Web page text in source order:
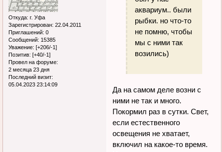
Откуда: г. Уфа
Зарегистрирован: 22.04.2011
Приглашений: 0
Сообщений: 15385
Уважение: [+206/-1]
Позитив: [+40/-1]
Провел на форуме:
2 месяца 23 дня
Последний визит:
05.04.2023 23:14:09
аквариум.. были
рыбки. но что-то
не помню, чтобы
мы с ними так
возились)
Да на самом деле возни с
ними не так и много.
Покормил раз в сутки. Свет,
если естественного
освещения не хватает,
включил на какое-то время.